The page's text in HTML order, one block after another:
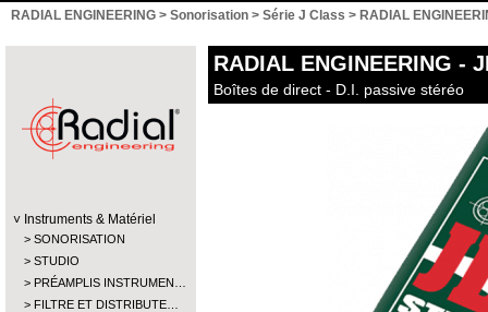
RADIAL ENGINEERING > Sonorisation > Série J Class > RADIAL
Instruments & Matériel
SONORISATION
STUDIO
PRÉAMPLIS INSTRUMEN…
FILTRE ET DISTRIBUTE…
RADIAL ENGINEERING -
Boîtes de direct - D.I. passive stéréo